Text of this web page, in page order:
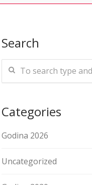
Search
Categories
Godina 2026
Uncategorized